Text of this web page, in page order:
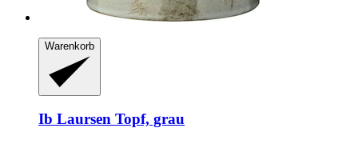
Warenkorb
Ib Laursen Topf, grau